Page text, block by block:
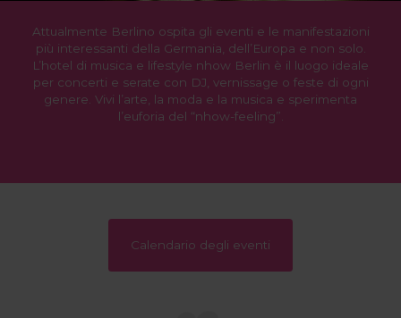
Attualmente Berlino ospita gli eventi e le manifestazioni
più interessanti della Germania, dell’Europa e non solo.
L’hotel di musica e lifestyle nhow Berlin è il luogo ideale
per concerti e serate con DJ, vernissage o feste di ogni
genere. Vivi l’arte, la moda e la musica e sperimenta
l’euforia del “nhow-feeling”.
Calendario degli eventi